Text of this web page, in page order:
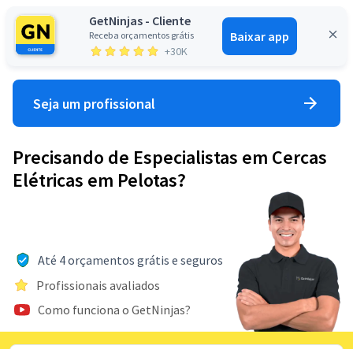
GetNinjas - Cliente
Receba orçamentos grátis
+30K
Baixar app
Entrar
Seja um profissional
Precisando de Especialistas em Cercas
Elétricas em Pelotas?
Até 4 orçamentos grátis e seguros
Profissionais avaliados
Como funciona o GetNinjas?